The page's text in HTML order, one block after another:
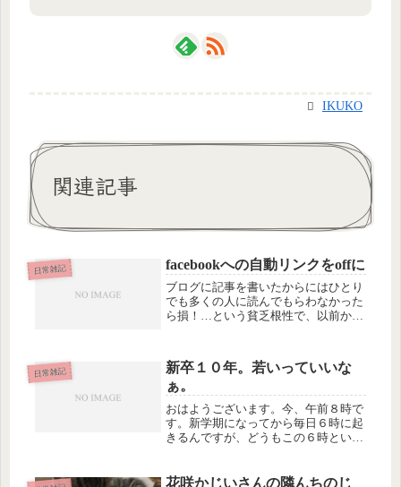
IKUKO
関連記事
日常雑記 facebookへの自動リンクをoffに
ブログに記事を書いたからにはひとり
でも多くの人に読んでもらわなかった
ら損！…という貧乏根性で、以前から
ど、最後に残っていたfacebookへの自
動転送を...
日常雑記
新卒１０年。若いっていいな
ぁ。
おはようございます。今、午前８時で
す。新学期になってから毎日６時に起
きるんですが、どうもこの６時という
っとぼんやりしたままです。早起きし
花咲かじいさんの隣んちのじ